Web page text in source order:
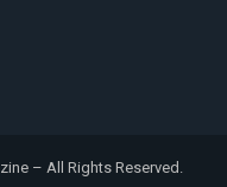
– All Rights Reserved.